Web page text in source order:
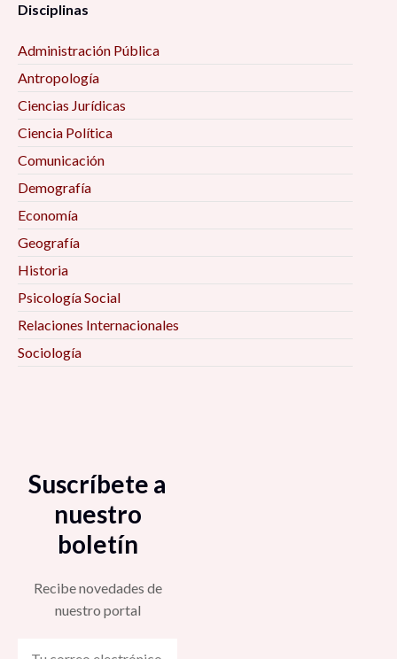
Disciplinas
Administración Pública
Antropología
Ciencias Jurídicas
Ciencia Política
Comunicación
Demografía
Economía
Geografía
Historia
Psicología Social
Relaciones Internacionales
Sociología
Suscríbete a
nuestro
boletín
Recibe novedades de
nuestro portal